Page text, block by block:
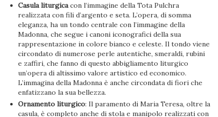
Casula liturgicacon l’immagine della Tota Pulchra
realizzata con fili d’argento e seta. L’opera, di somma
eleganza, ha un tondo centrale con l’immagine della
Madonna, che segue i canoni iconografici della sua
rappresentazione in colore bianco e celeste. Il tondo viene
circondato di numerose perle autentiche, smeraldi, rubini
e zaffiri, che fanno di questo abbigliamento liturgico
un’opera di altissimo valore artistico ed economico.
L’immagina della Madonna è anche circondata di fiori che
enfatizzano la sua bellezza.
Ornamento liturgico: Il paramento di Maria Teresa, oltre la
casula, è completo anche di stola e manipolo realizzati con